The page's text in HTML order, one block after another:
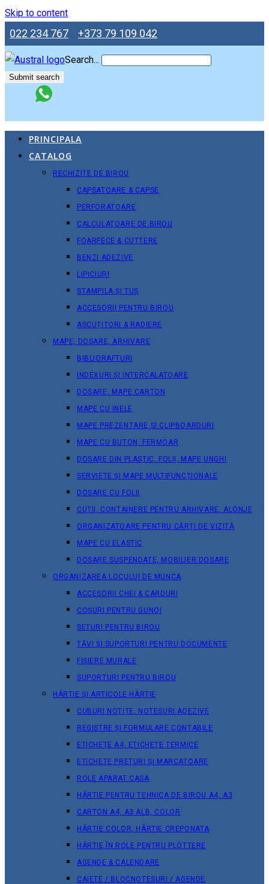
Skip to content
022 234 767 +373 79 109 042
Search...
Submit search
PRINCIPALA
CATALOG
RECHIZITE DE BIROU
CAPSATOARE & CAPSE
PERFORATOARE
CALCULATOARE DE BIROU
FOARFECE & CUTTERE
BENZI ADEZIVE
LIPICIURI
STAMPILA ȘI TUȘ
ACCESORII PENTRU BIROU
ASCUȚITORI & RADIERE
MAPE, DOSARE, ARHIVARE
BIBLIORAFTURI
INDEXURI ȘI INTERCALATOARE
DOSARE, MAPE CARTON
MAPE CU INELE
MAPE PREZENTARE ȘI CLIPBOARDURI
MAPE CU BUTON, FERMOAR
DOSARE DIN PLASTIC, FOLII, MAPE UNGHI
SERVIETE ȘI MAPE MULTIFUNCȚIONALE
DOSARE CU FOLII
CUTII, CONTAINERE PENTRU ARHIVARE, ALONJE
ORGANIZATOARE PENTRU CĂRȚI DE VIZITĂ
MAPE CU ELASTIC
DOSARE SUSPENDATE, MOBILIER DOSARE
ORGANIZAREA LOCULUI DE MUNCA
ACCESORII CHEI & СARDURI
COȘURI PENTRU GUNOI
SETURI PENTRU BIROU
TĂVI ȘI SUPORTURI PENTRU DOCUMENTE
FIȘIERE MURALE
SUPORTURI PENTRU BIROU
HÂRTIE ȘI ARTICOLE HÂRTIE
CUBURI NOTIȚE, NOTESURI ADEZIVE
REGISTRE ȘI FORMULARE CONTABILE
ETICHETE A4, ETICHETE TERMICE
ETICHETE PRETURI ȘI MARCATOARE
ROLE APARAT CASA
HÂRTIE PENTRU TEHNICA DE BIROU A4, A3
CARTON A4, A3 ALB, COLOR
HÂRTIE COLOR, HÂRTIE CREPONATA
HÂRTIE ÎN ROLE PENTRU PLOTTERE
AGENDE & CALENDARE
CAIETE / BLOCNOTESURI / AGENDE